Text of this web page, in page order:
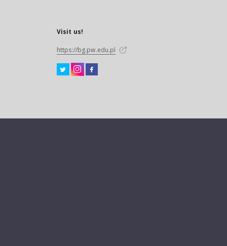
Visit us!
https://bg.pw.edu.pl